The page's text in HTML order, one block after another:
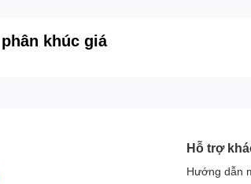
khúc giá
Hỗ trợ
Hướng dẫn